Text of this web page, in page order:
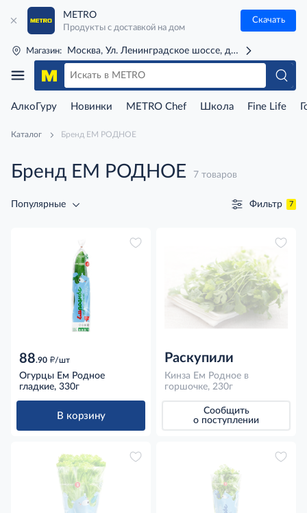
METRO
Продукты с доставкой на дом
Скачать
Магазин: Москва, Ул. Ленинградское шоссе, д. 71Г (м. Речной
АлкоГуру Новинки METRO Chef Школа Fine Life
Каталог Бренд ЕМ РОДНОЕ
Бренд ЕМ РОДНОЕ 7 товаров
Популярные Фильтр 7
88.90 д/шт
Огурцы Ем Родное
гладкие, 330г
В корзину
Раскупили
Кинза Ем Родное в
горшочке, 230г
Сообщить
о поступлении